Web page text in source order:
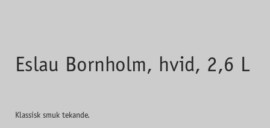
Eslau Bornholm, hvid, 2,6 L
Klassisk smuk tekande.